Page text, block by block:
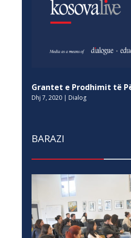
Grantet e Prodhimit të
Dhj 7, 2020| Dialog
BARAZI